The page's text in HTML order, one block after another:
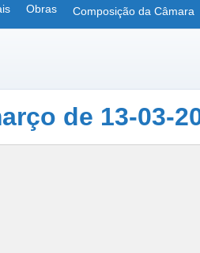
Obras Composição da Câmara
de 13-03-